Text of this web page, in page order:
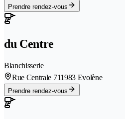
Prendre rendez-vous
du Centre
Blanchisserie
Rue Centrale 711983 Evolène
Prendre rendez-vous